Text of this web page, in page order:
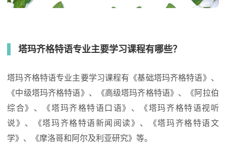
塔玛齐格特语专业主要学习课程有哪些？
塔玛齐格特语专业主要学习课程有《基础塔玛齐格特语》、
《中级塔玛齐格特语》、《高级塔玛齐格特语》、《阿拉伯
综合》、《塔玛齐格特语口语》、《塔玛齐格特语视听
说》、《塔玛齐格特语新闻阅读》、《塔玛齐格特语文
学》、《摩洛哥和阿尔及利亚研究》等。